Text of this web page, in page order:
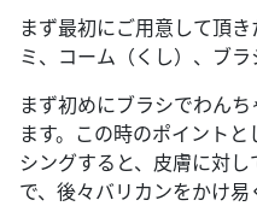
まず最初にご用意して頂
ミ、コーム（くし）、ブラ
まず初めにブラシでわん
ます。この時のポイント
シングすると、皮膚に対
で、後々バリカンをかけ易